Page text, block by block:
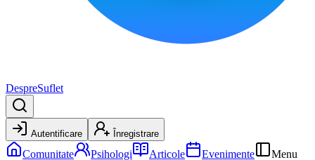
DespreSuflet
Autentificare Înregistrare
Comunitate Psihologi Articole Evenimente Menu